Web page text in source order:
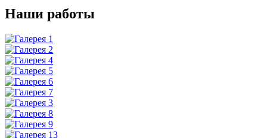
Наши работы